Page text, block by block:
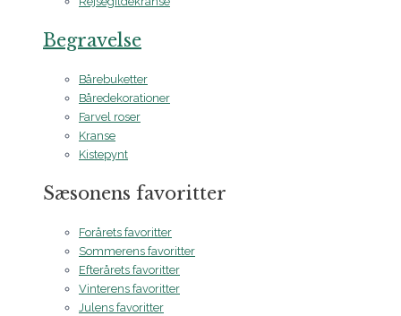
Begravelse
Bårebuketter
Båredekorationer
Farvel roser
Kranse
Kistepynt
Sæsonens favoritter
Forårets favoritter
Sommerens favoritter
Efterårets favoritter
Vinterens favoritter
Julens favoritter